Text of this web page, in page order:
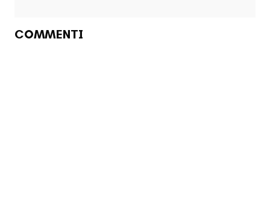
COMMENTI